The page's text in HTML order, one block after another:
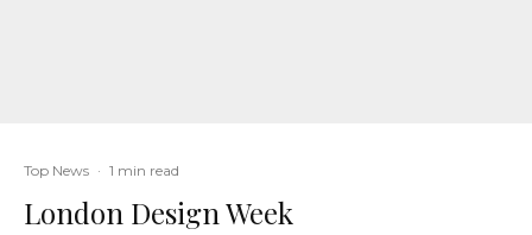
Top News · 1 min read
London Design Week